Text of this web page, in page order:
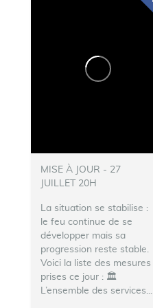
MISE À JOUR - 27
JUILLET 20H
La situation se stabilise :
le feu continue de se
développer mais sa
progression reste stable.
Voici la liste des mesures
prises ce jour : 🏛️
L’ensemble des services...